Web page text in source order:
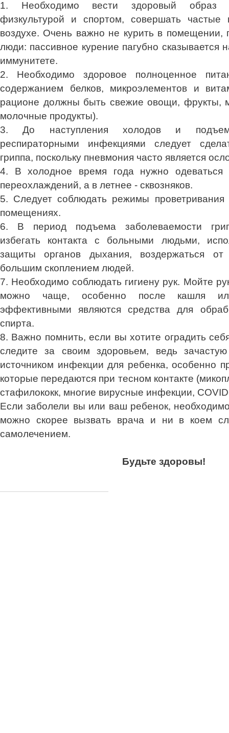
1. Необходимо вести здоровый образ
физкультурой и спортом, совершать частые
воздухе. Очень важно не курить в помещении,
люди: пассивное курение пагубно сказывается
иммунитете.
2. Необходимо здоровое полноценное
содержанием белков, микроэлементов и
рационе должны быть свежие овощи, фрукты,
молочные продукты).
3. До наступления холодов и
респираторными инфекциями следует
гриппа, поскольку пневмония часто является
4. В холодное время года нужно одеваться
переохлаждений, а в летнее - сквозняков.
5. Следует соблюдать режимы
помещениях.
6. В период подъема заболеваемости
избегать контакта с больными людьми,
защиты органов дыхания, воздержаться
большим скоплением людей.
7. Необходимо соблюдать гигиену рук. Мойте
можно чаще, особенно после кашля
эффективными являются средства для
спирта.
8. Важно помнить, если вы хотите оградить
следите за своим здоровьем, ведь
источником инфекции для ребенка, особенно
которые передаются при тесном контакте
стафилококк, многие вирусные инфекции,
Если заболели вы или ваш ребенок,
можно скорее вызвать врача и ни в коем
самолечением.
Будьте здоровы!